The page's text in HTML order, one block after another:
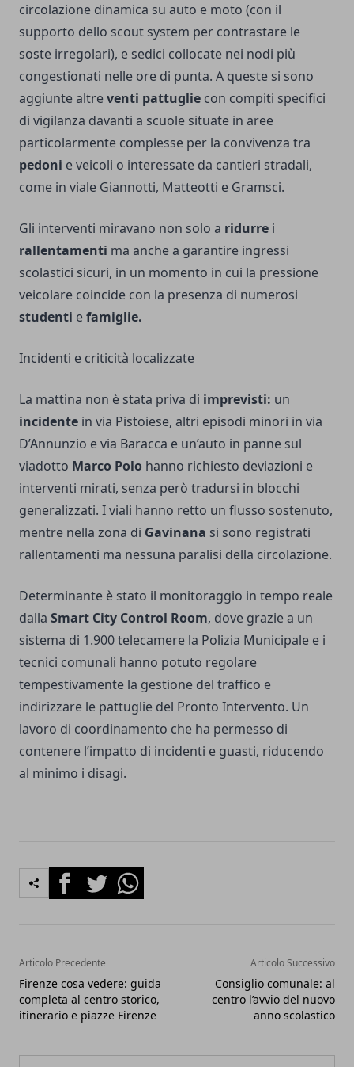
circolazione dinamica su auto e moto (con il
supporto dello scout system per contrastare le
soste irregolari), e sedici collocate nei nodi più
congestionati nelle ore di punta. A queste si sono
aggiunte altreventi pattuglie con compiti specifici
di vigilanza davanti a scuole situate in aree
particolarmente complesse per la convivenza tra
pedoni e veicoli o interessate da cantieri stradali,
come in viale Giannotti, Matteotti e Gramsci.
Gli interventi miravano non solo a ridurre i
rallentamenti ma anche a garantire ingressi
scolastici sicuri, in un momento in cui la pressione
veicolare coincide con la presenza di numerosi
studenti efamiglie.
Incidenti e criticità localizzate
La mattina non è stata priva di imprevisti: un
incidente in via Pistoiese, altri episodi minori in via
D’Annunzio e via Baracca e un’auto in panne sul
viadotto Marco Polo hanno richiesto deviazioni e
interventi mirati, senza però tradursi in blocchi
generalizzati. I viali hanno retto un flusso sostenuto,
mentre nella zona di Gavinana si sono registrati
rallentamenti ma nessuna paralisi della circolazione.
Determinante è stato il monitoraggio in tempo reale
dalla Smart City Control Room, dove grazie a un
sistema di 1.900 telecamere la Polizia Municipale e i
tecnici comunali hanno potuto regolare
tempestivamente la gestione del traffico e
indirizzare le pattuglie del Pronto Intervento. Un
lavoro di coordinamento che ha permesso di
contenere l’impatto di incidenti e guasti, riducendo
al minimo i disagi.
FacebookTwitterWhatsapp
Articolo Precedente
Firenze cosa vedere: guida
completa al centro storico,
itinerario e piazze Firenze
Articolo Successivo
Consiglio comunale: al
centro l’avvio del nuovo
anno scolastico